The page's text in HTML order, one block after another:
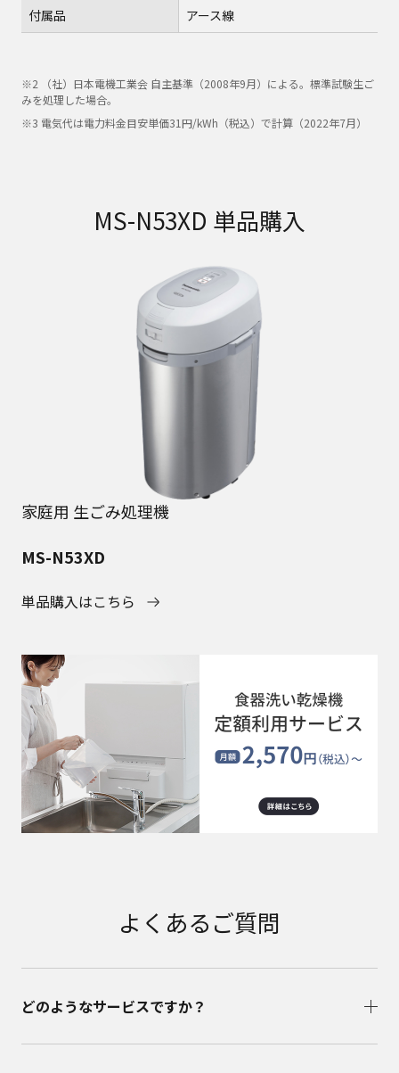
付属品
アース線
※2 （社）日本電機工業会 自主基準（2008年9月）による。標準試験生ご
みを処理した場合。
※3 電気代は電力料金目安単価31円/kWh（税込）で計算（2022年7月）
MS-N53XD 単品購入
家庭用 生ごみ処理機
MS-N53XD
単品購入はこちら
よくあるご質問
どのようなサービスですか？